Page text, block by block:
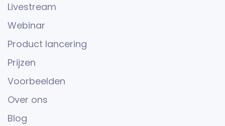
Livestream
Webinar
Product lancering
Prijzen
Voorbeelden
Over ons
Blog